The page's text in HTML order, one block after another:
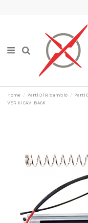
Home Parti Di Ricambio Parti
VER III CAVI BACK